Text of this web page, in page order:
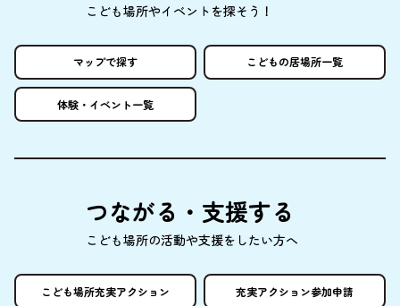
こども場所やイベントを探そう！
マップで探す こどもの居場所一覧
体験 ・イベント一覧
つながる・ 支援する
こども場所の活動や支援をしたい方へ
こども場所充実アクション 充実アクション参加申請